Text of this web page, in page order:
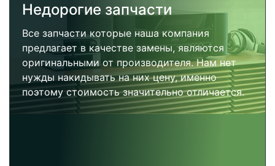
Недорогие запчасти
Все запчасти которые наша компания
предлагает в качестве замены, являются
оригинальными от производителя. Нам нет
нужды накидывать на них цену, именно
поэтому стоимость значительно отличается.